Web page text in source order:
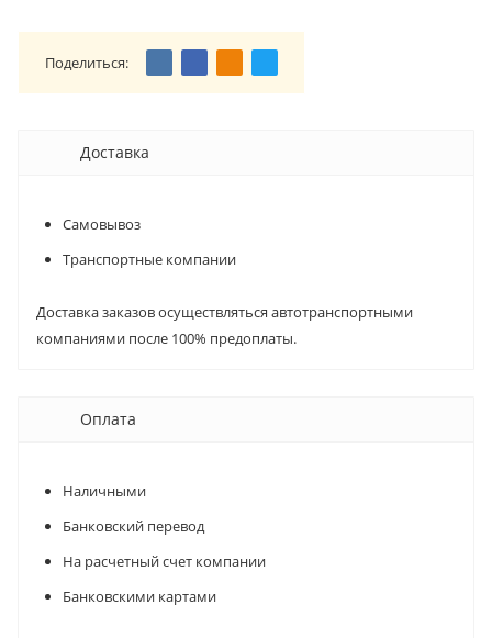
Поделиться:
Доставка
Самовывоз
Транспортные компании
Доставка заказов осуществляться автотранспортными
компаниями после 100% предоплаты.
Оплата
Наличными
Банковский перевод
На расчетный счет компании
Банковскими картами